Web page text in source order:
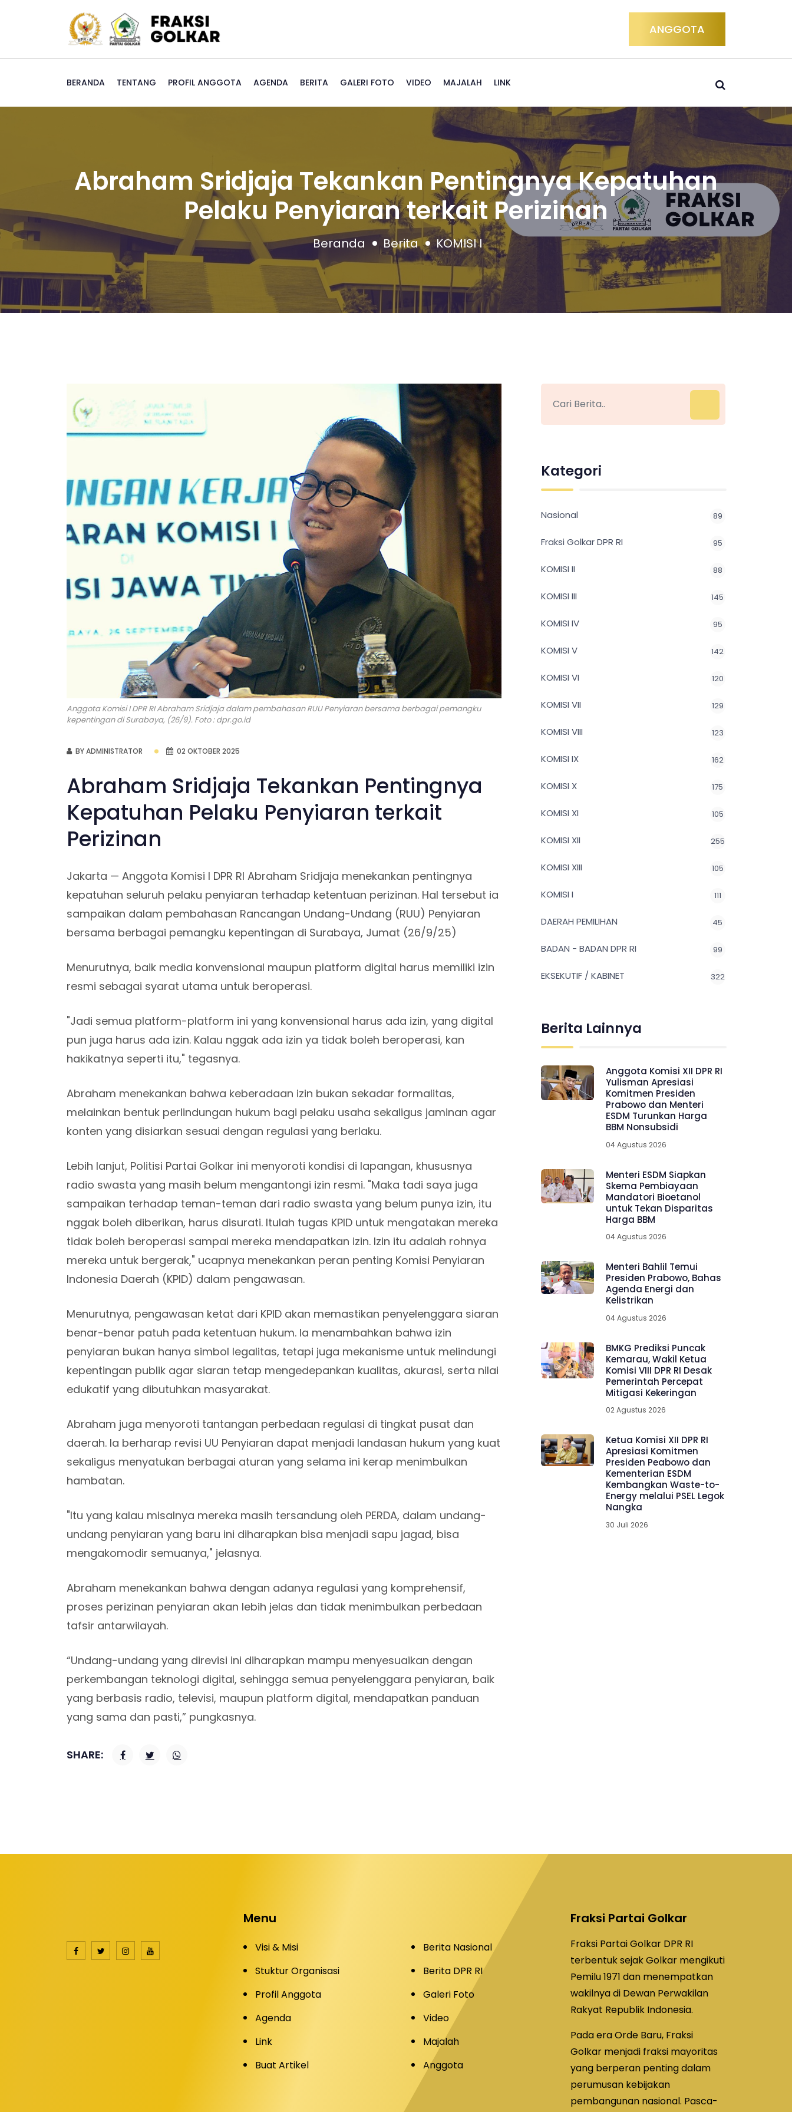
ANGGOTA
BERANDA TENTANG PROFIL ANGGOTA AGENDA BERITA GALERI FOTO VIDEO MAJALAH LINK
Abraham Sridjaja Tekankan Pentingnya Kepatuhan
Pelaku Penyiaran terkait Perizinan
Beranda Berita KOMISI I
Anggota Komisi I DPR RI Abraham Sridjaja dalam pembahasan RUU Penyiaran bersama berbagai pemangku
kepentingan di Surabaya, (26/9). Foto : dpr.go.id
BY ADMINISTRATOR 02 OKTOBER 2025
Abraham Sridjaja Tekankan Pentingnya
Kepatuhan Pelaku Penyiaran terkait
Perizinan
Jakarta — Anggota Komisi I DPR RI Abraham Sridjaja menekankan pentingnya
kepatuhan seluruh pelaku penyiaran terhadap ketentuan perizinan. Hal tersebut ia
sampaikan dalam pembahasan Rancangan Undang-Undang (RUU) Penyiaran
bersama berbagai pemangku kepentingan di Surabaya, Jumat (26/9/25)
Menurutnya, baik media konvensional maupun platform digital harus memiliki izin
resmi sebagai syarat utama untuk beroperasi.
"Jadi semua platform-platform ini yang konvensional harus ada izin, yang digital
pun juga harus ada izin. Kalau nggak ada izin ya tidak boleh beroperasi, kan
hakikatnya seperti itu," tegasnya.
Abraham menekankan bahwa keberadaan izin bukan sekadar formalitas,
melainkan bentuk perlindungan hukum bagi pelaku usaha sekaligus jaminan agar
konten yang disiarkan sesuai dengan regulasi yang berlaku.
Lebih lanjut, Politisi Partai Golkar ini menyoroti kondisi di lapangan, khususnya
radio swasta yang masih belum mengantongi izin resmi. "Maka tadi saya juga
sampaikan terhadap teman-teman dari radio swasta yang belum punya izin, itu
nggak boleh diberikan, harus disurati. Itulah tugas KPID untuk mengatakan mereka
tidak boleh beroperasi sampai mereka mendapatkan izin. Izin itu adalah rohnya
mereka untuk bergerak," ucapnya menekankan peran penting Komisi Penyiaran
Indonesia Daerah (KPID) dalam pengawasan.
Menurutnya, pengawasan ketat dari KPID akan memastikan penyelenggara siaran
benar-benar patuh pada ketentuan hukum. Ia menambahkan bahwa izin
penyiaran bukan hanya simbol legalitas, tetapi juga mekanisme untuk melindungi
kepentingan publik agar siaran tetap mengedepankan kualitas, akurasi, serta nilai
edukatif yang dibutuhkan masyarakat.
Abraham juga menyoroti tantangan perbedaan regulasi di tingkat pusat dan
daerah. Ia berharap revisi UU Penyiaran dapat menjadi landasan hukum yang kuat
sekaligus menyatukan berbagai aturan yang selama ini kerap menimbulkan
hambatan.
"Itu yang kalau misalnya mereka masih tersandung oleh PERDA, dalam undang-
undang penyiaran yang baru ini diharapkan bisa menjadi sapu jagad, bisa
mengakomodir semuanya," jelasnya.
Abraham menekankan bahwa dengan adanya regulasi yang komprehensif,
proses perizinan penyiaran akan lebih jelas dan tidak menimbulkan perbedaan
tafsir antarwilayah.
“Undang-undang yang direvisi ini diharapkan mampu menyesuaikan dengan
perkembangan teknologi digital, sehingga semua penyelenggara penyiaran, baik
yang berbasis radio, televisi, maupun platform digital, mendapatkan panduan
yang sama dan pasti,” pungkasnya.
SHARE:
Kategori
Nasional 89
Fraksi Golkar DPR RI 95
KOMISI II 88
KOMISI III 145
KOMISI IV 95
KOMISI V 142
KOMISI VI 120
KOMISI VII 129
KOMISI VIII 123
KOMISI IX 162
KOMISI X 175
KOMISI XI 105
KOMISI XII 255
KOMISI XIII 105
KOMISI I 111
DAERAH PEMILIHAN 45
BADAN - BADAN DPR RI 99
EKSEKUTIF / KABINET 322
Berita Lainnya
Anggota Komisi XII DPR RI
Yulisman Apresiasi
Komitmen Presiden
Prabowo dan Menteri
ESDM Turunkan Harga
BBM Nonsubsidi
04 Agustus 2026
Menteri ESDM Siapkan
Skema Pembiayaan
Mandatori Bioetanol
untuk Tekan Disparitas
Harga BBM
04 Agustus 2026
Menteri Bahlil Temui
Presiden Prabowo, Bahas
Agenda Energi dan
Kelistrikan
04 Agustus 2026
BMKG Prediksi Puncak
Kemarau, Wakil Ketua
Komisi VIII DPR RI Desak
Pemerintah Percepat
Mitigasi Kekeringan
02 Agustus 2026
Ketua Komisi XII DPR RI
Apresiasi Komitmen
Presiden Peabowo dan
Kementerian ESDM
Kembangkan Waste-to-
Energy melalui PSEL Legok
Nangka
30 Juli 2026
Menu
Visi & Misi
Stuktur Organisasi
Profil Anggota
Agenda
Link
Buat Artikel
Berita Nasional
Berita DPR RI
Galeri Foto
Video
Majalah
Anggota
Fraksi Partai Golkar
Fraksi Partai Golkar DPR RI
terbentuk sejak Golkar mengikuti
Pemilu 1971 dan menempatkan
wakilnya di Dewan Perwakilan
Rakyat Republik Indonesia.
Pada era Orde Baru, Fraksi
Golkar menjadi fraksi mayoritas
yang berperan penting dalam
perumusan kebijakan
pembangunan nasional. Pasca-